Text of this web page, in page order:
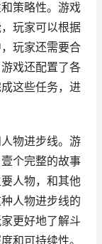
策略性。游戏
玩家可以根据
玩家还需要合
戏还配置了各
这些任务，进
物进步线。游
个完整的故事
人物，和其他
人物进步线的
更好地了解斗
和可持续性。